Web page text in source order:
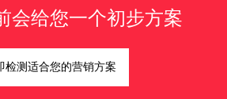
会给您一个初步方案
检测适合您的营销方案